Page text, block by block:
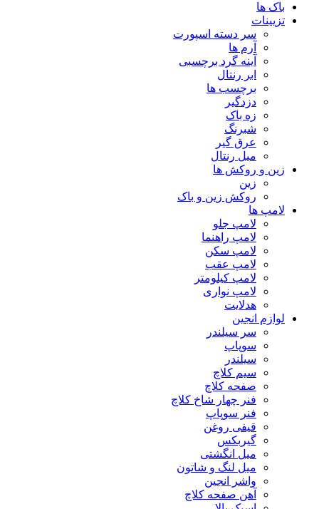
باک ها
تزیینات
سر دسته اسپورت
آرم ها
آینه گرد برچسبی
ابر رنتال
برچسب ها
دزدگیر
زه باک
شبرنگ
عرق گیر
میل رنتال
زین و روکش ها
زین
روکش زین و باک
لامپ ها
لامپ جلو
لامپ راهنما
لامپ سکن
لامپ عقب
لامپ کیلومتر
لامپ نواری
هدلایت
لوازم انجین
سر سیلندر
سوپاپ
سیلندر
سیم کلاچ
صفحه کلاچ
فنر چهار شاخ کلاچ
فنر سوپاپ
قیفی روغن
گیربکس
میل انگشتی
میل لنگ و شاتون
واشر انجین
آهن صفحه کلاچ